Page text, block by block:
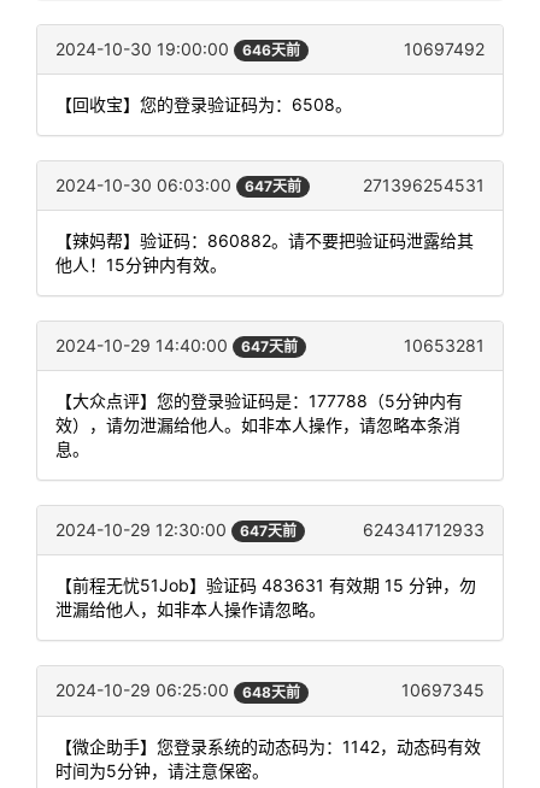
2024-10-30 19:00:00 646天前 10697492
【回收宝】您的登录验证码为：6508。
2024-10-30 06:03:00 647天前 271396254531
【辣妈帮】验证码：860882。请不要把验证码泄露给其
他人！15分钟内有效。
2024-10-29 14:40:00 647天前 10653281
【大众点评】您的登录验证码是：177788（5分钟内有
效），请勿泄漏给他人。如非本人操作，请忽略本条消
息。
2024-10-29 12:30:00 647天前 624341712933
【前程无忧51Job】验证码 483631 有效期 15 分钟，勿
泄漏给他人，如非本人操作请忽略。
2024-10-29 06:25:00 648天前 10697345
【微企助手】您登录系统的动态码为：1142，动态码有效
时间为5分钟，请注意保密。